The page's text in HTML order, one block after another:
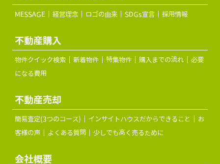
MESSAGE 経営理念 ロゴの由来 SDGs宣言 採用情報
不動産購入
物件クイック検索 新着物件 特集物件 購入までの流れ
必要
になる費用
不動産売却
簡易査定(3つのコース) インサイトハウスだからできること
お
客様の声
よくある質問 少しでも高く売るために
会社概要